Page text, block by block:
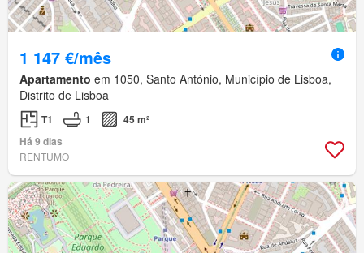
1 147 €/mês
Apartamento em 1050, Santo António, Município de Lisboa,
Distrito de Lisboa
T1 1
45 m²
Há 9 dias
RENTUMO